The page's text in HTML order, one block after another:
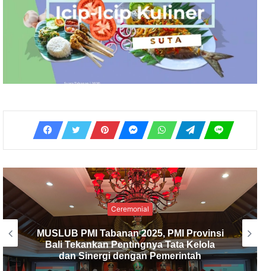
Ceremonial
PMI Kabupaten Tabanan Gelar
Musyawarah Luar Biasa, I Made Dirga
Terpilih sebagai Ketua Baru